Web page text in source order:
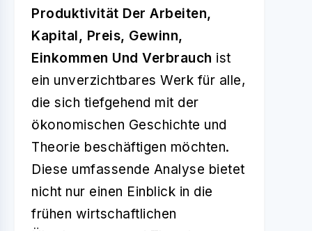
Produktivität Der Arbeiten,
Kapital, Preis, Gewinn,
Einkommen Und Verbrauch ist
ein unverzichtbares Werk für alle,
die sich tiefgehend mit der
ökonomischen Geschichte und
Theorie beschäftigen möchten.
Diese umfassende Analyse bietet
nicht nur einen Einblick in die
frühen wirtschaftlichen